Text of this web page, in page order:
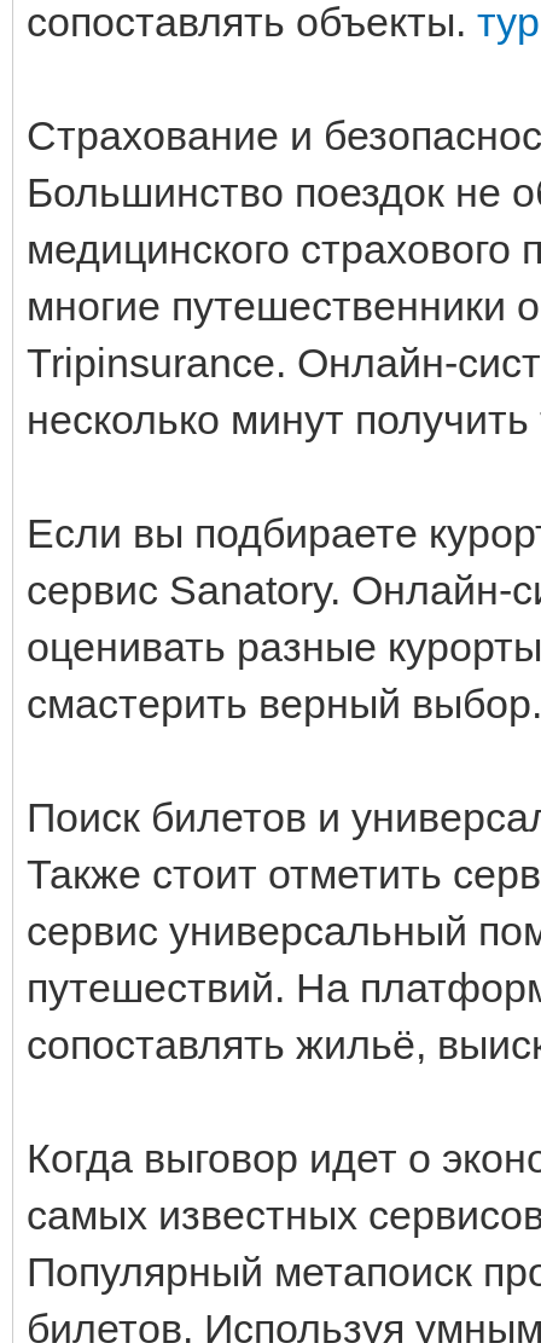
сопоставлять объекты.
Страхование и
Большинство поездок не
медицинского
многие путешественники
Tripinsurance. Онлайн-
несколько минут
Если вы подбираете
сервис Sanatory. Онлайн-
оценивать разные
смастерить верный
Поиск билетов и
Также стоит отметить
сервис универсальный
путешествий. На
сопоставлять жильё,
Когда выговор идет о
самых известных
Популярный метапоиск
билетов. Используя